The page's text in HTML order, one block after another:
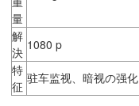
量
解
決 1080 p
特
征
驻车监视、暗视の强化